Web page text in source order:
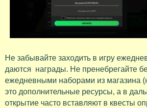
Не забывайте заходить в игру
даются награды. Не пренебрегайте
ежедневными наборами из магазина
это дополнительные ресурсы, а в
открытие часто вставляют в квесты